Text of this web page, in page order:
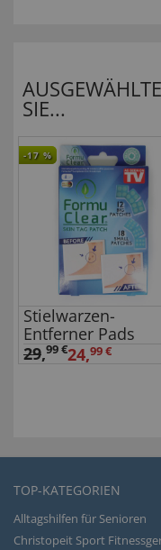
SIE...
-17 %
Stielwarzen-
Entferner Pads
29,99 €24,99 €
TOP-KATEGORIEN
Alltagshilfen für Senioren
Christopeit Sport